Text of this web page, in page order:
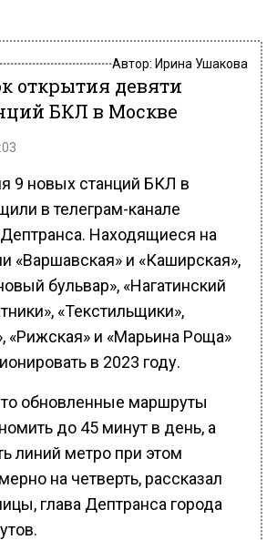
Автор: Ирина Ушакова
открытия девяти
БКЛ в Москве
9 новых станций БКЛ в
в телеграм-канале
Находящиеся на
«Варшавская» и «Каширская»,
бульвар», «Нагатинский
«Текстильщики»,
«Рижская» и «Марьина Роща»
в 2023 году.
обновленные маршруты
до 45 минут в день, а
линий метро при этом
на четверть, рассказал
глава Дептранса города